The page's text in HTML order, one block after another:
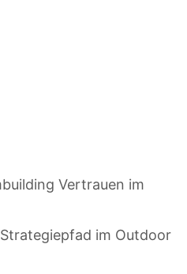
Vertrauen im
im Outdoor